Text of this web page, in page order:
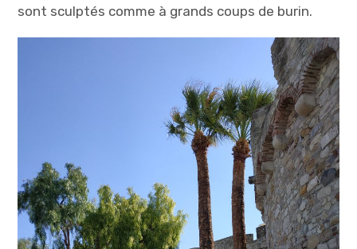
sont sculptés comme à grands coups de burin.